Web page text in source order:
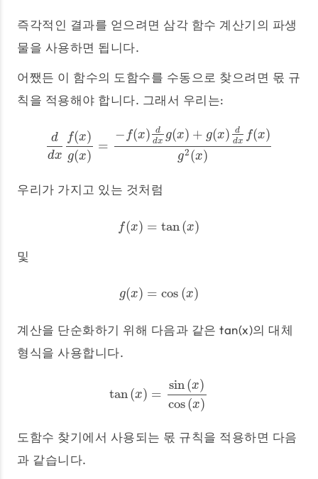
즉각적인 결과를 얻으려면 삼각 함수 계산기의 파생
물을 사용하면 됩니다.
어쨌든 이 함수의 도함수를 수동으로 찾으려면 몫 규
칙을 적용해야 합니다. 그래서 우리는:
d
dx
f(x)
g(x)
=
− f(x)
d
dx
g(x) + g(x)
d
dx
f(x)
g2(x)
ddxf(x)g( x)= −f(x)ddxg(x)+g(x)ddxf(x)g2(x)
우리가 가지고 있는 것처럼
f(x) = tan(x)
f(x )=tan(x)
및
g(x) = cos (x)
g(x )=cos(x)
계산을 단순화하기 위해 다음과 같은 tan(x)의 대체
형식을 사용합니다.
tan(x) =
sin(x)
cos(x)
tan(x)= sin x)cos(x)
도함수 찾기에서 사용되는 몫 규칙을 적용하면 다음
과 같습니다.